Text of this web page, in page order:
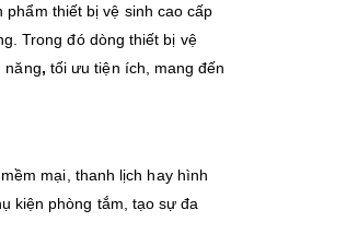
thiết bị vệ sinh cao cấp
Trong đó dòng thiết bị vệ
năng, tối ưu tiện ích, mang đến
mại, thanh lịch hay hình
kiện phòng tắm, tạo sự đa